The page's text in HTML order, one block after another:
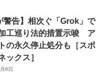
警告】相次ぐ「Grok」で
工巡り法的措置示唆 ア
の永久停止処分も［スポ
ックス］
6日